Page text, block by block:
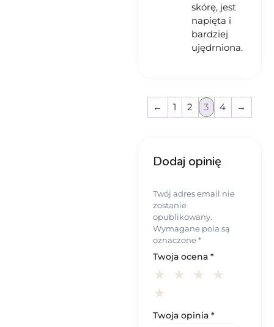
skórę, jest
napięta i
bardziej
ujędrniona.
← 1 2 3 4 →
Dodaj opinię
Twój adres email nie
zostanie
opublikowany.
Wymagane pola są
oznaczone*
Twoja ocena *
Twoja opinia *